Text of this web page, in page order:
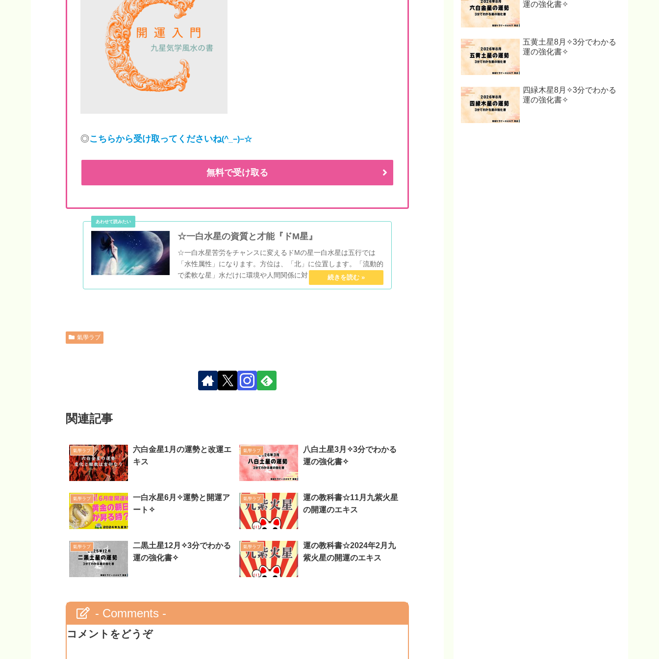
◎こちらから受け取ってくださいね(^_−)−☆
無料で受け取る
☆一白水星の資質と才能『ドM星』
☆一白水星苦労をチャンスに変えるドMの星一白水星は五行では
「水性属性」になります。方位は、「北」に位置します。「流動的
で柔軟な星」水だけに環境や人間関係に対してとても上手にシンク
ロします。苦労星とも言われており..自ら厳しい物事にあえて選
氣學ラブ
関連記事
氣學ラブ
六白金星1月の運勢と改運エ
キス
氣學ラブ
八白土星3月✧3分でわかる
運の強化書✧
氣學ラブ
一白水星6月✧運勢と開運ア
ート✧
氣學ラブ
運の教科書☆11月九紫火星
の開運のエキス
氣學ラブ
二黒土星12月✧3分でわかる
運の強化書✧
氣學ラブ
運の教科書☆2024年2月九
紫火星の開運のエキス
- Comments -
コメントをどうぞ
運の強化書✧
五黄土星8月✧3分でわかる
運の強化書✧
四緑木星8月✧3分でわかる
運の強化書✧